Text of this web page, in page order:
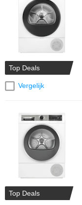
Top Deals
Vergelijk
Top Deals